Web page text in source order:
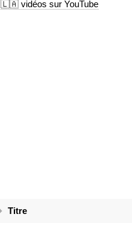
🇱🇦 vidéos sur YouTube
Titre